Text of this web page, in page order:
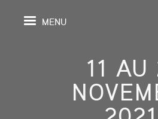
MENU
11 AU